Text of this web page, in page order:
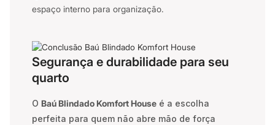
espaço interno para organização.
Segurança e durabilidade para seu
quarto
O Baú Blindado Komfort House é a escolha
perfeita para quem não abre mão de força